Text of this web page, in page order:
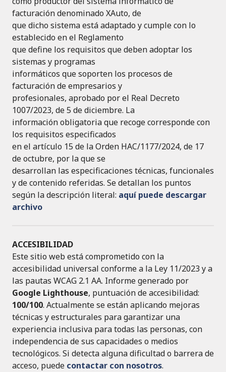
facturación denominado XAuto, de
que dicho sistema está adaptado y cumple con lo
establecido en el Reglamento
que define los requisitos que deben adoptar los
sistemas y programas
informáticos que soporten los procesos de
facturación de empresarios y
profesionales, aprobado por el Real Decreto
1007/2023, de 5 de diciembre. La
información obligatoria que recoge corresponde con
los requisitos especificados
en el artículo 15 de la Orden HAC/1177/2024, de 17
de octubre, por la que se
desarrollan las especificaciones técnicas, funcionales
y de contenido referidas. Se detallan los puntos
según la descripción literal: aquí puede descargar
archivo
ACCESIBILIDAD
Este sitio web está comprometido con la
accesibilidad universal conforme a la Ley 11/2023 y a
las pautas WCAG 2.1 AA. Informe generado por
Google Lighthouse, puntuación de accesibilidad:
100/100. Actualmente se están aplicando mejoras
técnicas y estructurales para garantizar una
experiencia inclusiva para todas las personas, con
independencia de sus capacidades o medios
tecnológicos. Si detecta alguna dificultad o barrera de
acceso, puede contactar con nosotros.